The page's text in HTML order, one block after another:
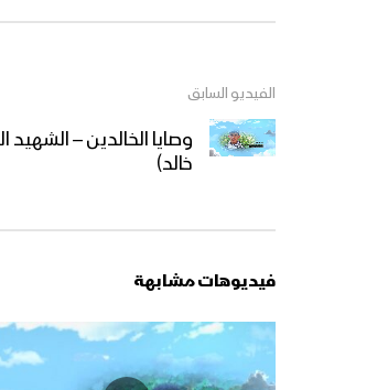
الفيديو السابق
وصايا الخالدين –
خالد)
فيديوهات مشابهة